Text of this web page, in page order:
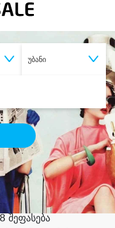
უბანი
შეფასება